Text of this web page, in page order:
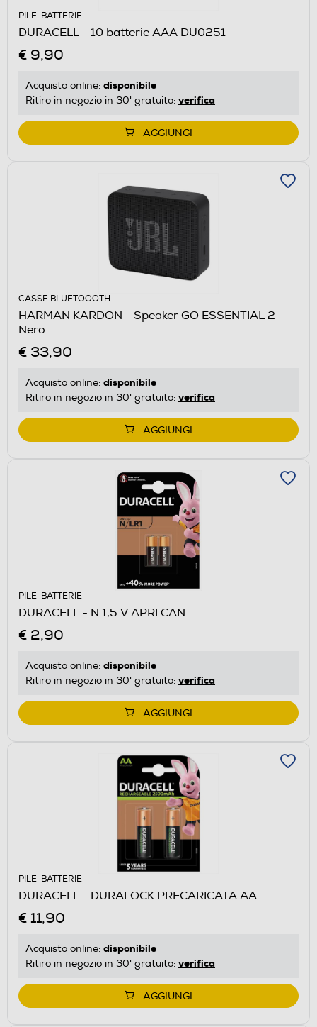
PILE-BATTERIE
DURACELL - 10 batterie AAA DU0251
€ 9,90
Acquisto online: disponibile
Ritiro in negozio in 30' gratuito: verifica
AGGIUNGI
CASSE BLUETOOOTH
HARMAN KARDON - Speaker GO ESSENTIAL 2-
Nero
€ 33,90
Acquisto online: disponibile
Ritiro in negozio in 30' gratuito: verifica
AGGIUNGI
PILE-BATTERIE
DURACELL - N 1,5 V APRI CAN
€ 2,90
Acquisto online: disponibile
Ritiro in negozio in 30' gratuito: verifica
AGGIUNGI
PILE-BATTERIE
DURACELL - DURALOCK PRECARICATA AA
€ 11,90
Acquisto online: disponibile
Ritiro in negozio in 30' gratuito: verifica
AGGIUNGI